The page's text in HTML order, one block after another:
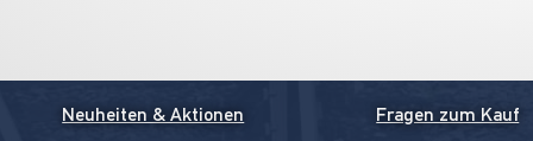
Neuheiten & Aktionen Fragen zum Kauf